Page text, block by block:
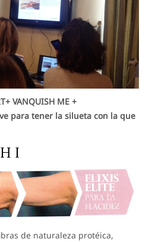
VANQUISH ME +
para tener la silueta con la que
I
de naturaleza protéica,